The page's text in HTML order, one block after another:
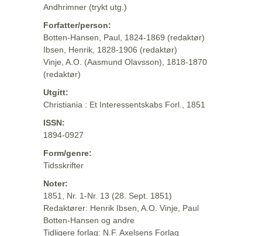
Andhrimner (trykt utg.)
Forfatter/person:
Botten-Hansen, Paul, 1824-1869 (redaktør)
Ibsen, Henrik, 1828-1906 (redaktør)
Vinje, A.O. (Aasmund Olavsson), 1818-1870
(redaktør)
Utgitt:
Christiania : Et Interessentskabs Forl., 1851
ISSN:
1894-0927
Form/genre:
Tidsskrifter
Noter:
1851, Nr. 1-Nr. 13 (28. Sept. 1851)
Redaktører: Henrik Ibsen, A.O. Vinje, Paul
Botten-Hansen og andre
Tidligere forlag: N.F. Axelsens Forlag